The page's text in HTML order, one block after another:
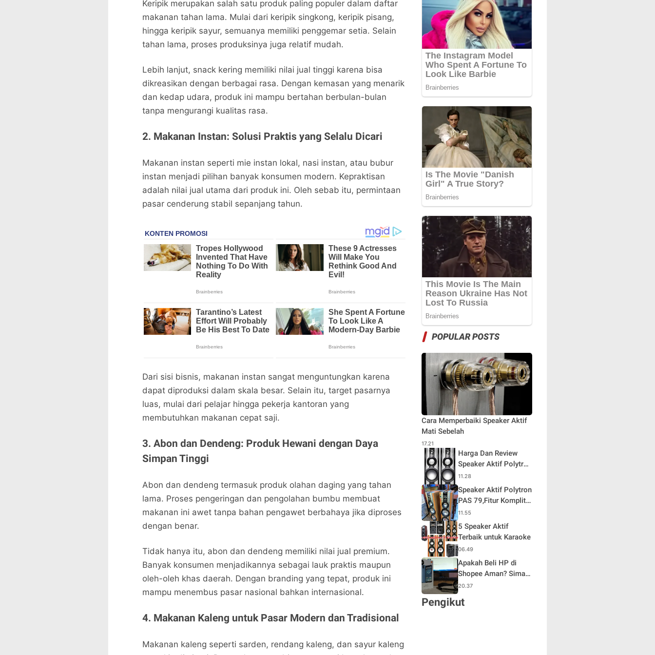
Keripik merupakan salah satu produk paling populer dalam daftar
makanan tahan lama. Mulai dari keripik singkong, keripik pisang,
hingga keripik sayur, semuanya memiliki penggemar setia. Selain
tahan lama, proses produksinya juga relatif mudah.
Lebih lanjut, snack kering memiliki nilai jual tinggi karena bisa
dikreasikan dengan berbagai rasa. Dengan kemasan yang menarik
dan kedap udara, produk ini mampu bertahan berbulan-bulan
tanpa mengurangi kualitas rasa.
2. Makanan Instan: Solusi Praktis yang Selalu Dicari
Makanan instan seperti mie instan lokal, nasi instan, atau bubur
instan menjadi pilihan banyak konsumen modern. Kepraktisan
adalah nilai jual utama dari produk ini. Oleh sebab itu, permintaan
pasar cenderung stabil sepanjang tahun.
Dari sisi bisnis, makanan instan sangat menguntungkan karena
dapat diproduksi dalam skala besar. Selain itu, target pasarnya
luas, mulai dari pelajar hingga pekerja kantoran yang
membutuhkan makanan cepat saji.
3. Abon dan Dendeng: Produk Hewani dengan Daya
Simpan Tinggi
Abon dan dendeng termasuk produk olahan daging yang tahan
lama. Proses pengeringan dan pengolahan bumbu membuat
makanan ini awet tanpa bahan pengawet berbahaya jika diproses
dengan benar.
Tidak hanya itu, abon dan dendeng memiliki nilai jual premium.
Banyak konsumen menjadikannya sebagai lauk praktis maupun
oleh-oleh khas daerah. Dengan branding yang tepat, produk ini
mampu menembus pasar nasional bahkan internasional.
4. Makanan Kaleng untuk Pasar Modern dan Tradisional
Makanan kaleng seperti sarden, rendang kaleng, dan sayur kaleng
POPULAR POSTS
Cara Memperbaiki Speaker Aktif
Mati Sebelah
17.21
Harga Dan Review
Speaker Aktif Polytron
PAS 68
11.28
Speaker Aktif Polytron
PAS 79,Fitur Komplit
Desain Oke
11.55
5 Speaker Aktif
Terbaik untuk Karaoke
06.49
Apakah Beli HP di
Shopee Aman? Simak
pengalaman saya
20.37
Pengikut